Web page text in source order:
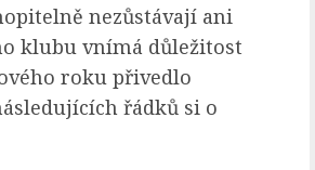
nezůstávají ani
klubu vnímá důležitost
roku přivedlo
řádků si o